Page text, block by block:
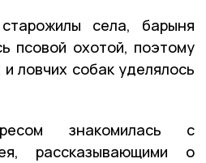
села, барыня
псовой охотой, поэтому
ловчих собак уделялось
знакомилась с
рассказывающими о